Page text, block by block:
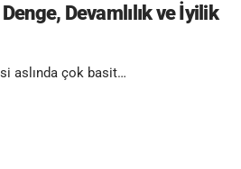
Devamlılık ve İyilik
aslında çok basit…